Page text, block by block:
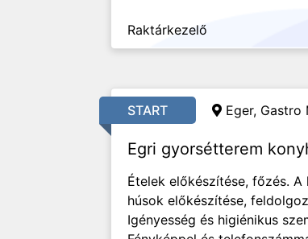
Raktárkezelő
START Eger, Gastro
Egri gyorsétterem
Ételek előkészítése, főzés.
húsok előkészítése,
Igényesség és higiénikus